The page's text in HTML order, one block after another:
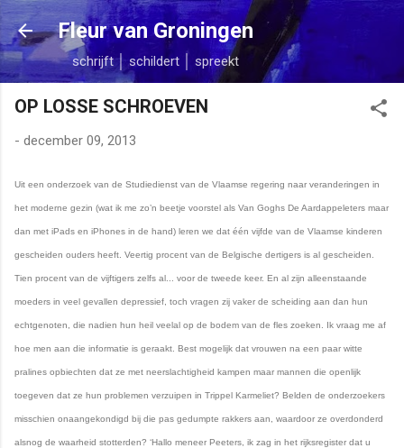
Doorgaan naar hoofdcontent
Fleur van Groningen
schrijft │ schildert │ spreekt
OP LOSSE SCHROEVEN
- december 09, 2013
Uit een onderzoek van de Studiedienst van de Vlaamse regering naar veranderingen in
het moderne gezin (wat ik me zo’n beetje voorstel als Van Goghs De Aardappeleters maar
dan met iPads en iPhones in de hand) leren we dat één vijfde van de Vlaamse kinderen
gescheiden ouders heeft. Veertig procent van de Belgische dertigers is al gescheiden.
Tien procent van de vijftigers zelfs al voor de tweede keer. En al zijn alleenstaande
moeders in veel gevallen depressief, toch vragen zij vaker de scheiding aan dan hun
echtgenoten, die nadien hun heil veelal op de bodem van de fles zoeken. Ik vraag me af
hoe men aan die informatie is geraakt. Best mogelijk dat vrouwen na een paar witte
pralines opbiechten dat ze met neerslachtigheid kampen maar mannen die openlijk
toegeven dat ze hun problemen verzuipen in Trippel Karmeliet? Belden de onderzoekers
misschien onaangekondigd bij die pas gedumpte rakkers aan, waardoor ze overdonderd
alsnog de waarheid stotterden? ‘Hallo meneer Peeters, ik zag in het rijksregister dat u